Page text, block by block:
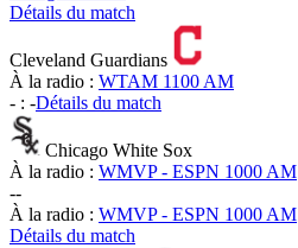
Détails du match
Cleveland Guardians
À la radio : WTAM 1100 AM
- : -Détails du match
Chicago White Sox
À la radio : WMVP - ESPN 1000 AM
--
À la radio : WMVP - ESPN 1000 AM
Détails du match